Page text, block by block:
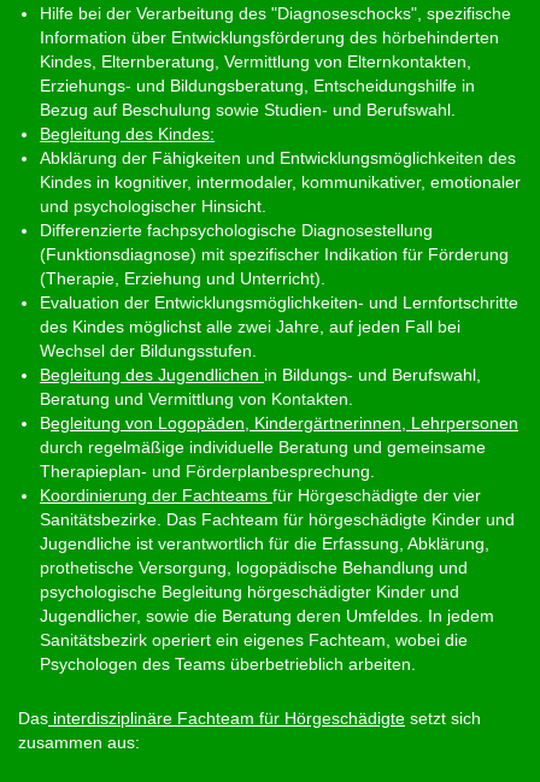
Hilfe bei der Verarbeitung des "Diagnoseschocks", spezifische
Information über Entwicklungsförderung des hörbehinderten
Kindes, Elternberatung, Vermittlung von Elternkontakten,
Erziehungs- und Bildungsberatung, Entscheidungshilfe in
Bezug auf Beschulung sowie Studien- und Berufswahl.
Begleitung des Kindes:
Abklärung der Fähigkeiten und Entwicklungsmöglichkeiten des
Kindes in kognitiver, intermodaler, kommunikativer, emotionaler
und psychologischer Hinsicht.
Differenzierte fachpsychologische Diagnosestellung
(Funktionsdiagnose) mit spezifischer Indikation für Förderung
(Therapie, Erziehung und Unterricht).
Evaluation der Entwicklungsmöglichkeiten- und Lernfortschritte
des Kindes möglichst alle zwei Jahre, auf jeden Fall bei
Wechsel der Bildungsstufen.
Begleitung des Jugendlichen in Bildungs- und Berufswahl,
Beratung und Vermittlung von Kontakten.
Begleitung von Logopäden, Kindergärtnerinnen, Lehrpersonen
durch regelmäßige individuelle Beratung und gemeinsame
Therapieplan- und Förderplanbesprechung.
Koordinierung der Fachteams für Hörgeschädigte der vier
Sanitätsbezirke. Das Fachteam für hörgeschädigte Kinder und
Jugendliche ist verantwortlich für die Erfassung, Abklärung,
prothetische Versorgung, logopädische Behandlung und
psychologische Begleitung hörgeschädigter Kinder und
Jugendlicher, sowie die Beratung deren Umfeldes. In jedem
Sanitätsbezirk operiert ein eigenes Fachteam, wobei die
Psychologen des Teams überbetrieblich arbeiten.
Das interdisziplinäre Fachteam für Hörgeschädigte setzt sich
zusammen aus: